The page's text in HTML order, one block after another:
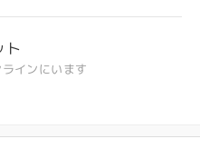
ト
インにいます